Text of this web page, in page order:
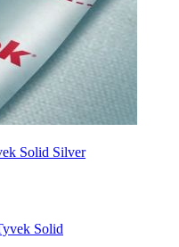
Solid Silver